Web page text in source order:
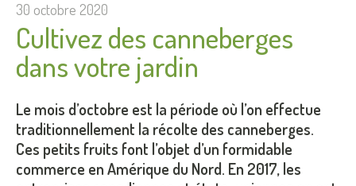
30 octobre 2020
Cultivez des canneberges
dans votre jardin
Le mois d’octobre est la période où l’on effectue
traditionnellement la récolte des canneberges.
Ces petits fruits font l’objet d’un formidable
commerce en Amérique du Nord. En 2017, les